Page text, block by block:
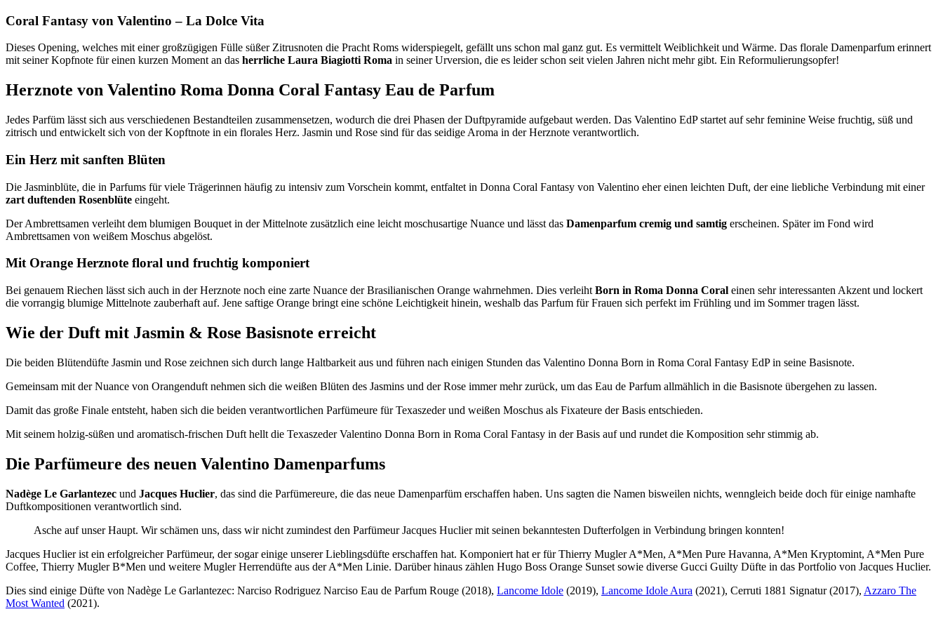
Coral Fantasy von Valentino – La Dolce Vita
Dieses Opening, welches mit einer großzügigen Fülle süßer Zitrusnoten die Pracht Roms widerspiegelt, gefällt uns schon mal ganz gut. Es vermittelt Weiblichkeit und Wärme. Das florale Damenparfum erinnert
mit seiner Kopfnote für einen kurzen Moment an das herrliche Laura Biagiotti Roma in seiner Urversion, die es leider schon seit vielen Jahren nicht mehr gibt. Ein Reformulierungsopfer!
Herznote von Valentino Roma Donna Coral Fantasy Eau de Parfum
Jedes Parfüm lässt sich aus verschiedenen Bestandteilen zusammensetzen, wodurch die drei Phasen der Duftpyramide aufgebaut werden. Das Valentino EdP startet auf sehr feminine Weise fruchtig, süß und
zitrisch und entwickelt sich von der Kopftnote in ein florales Herz. Jasmin und Rose sind für das seidige Aroma in der Herznote verantwortlich.
Ein Herz mit sanften Blüten
Die Jasminblüte, die in Parfums für viele Trägerinnen häufig zu intensiv zum Vorschein kommt, entfaltet in Donna Coral Fantasy von Valentino eher einen leichten Duft, der eine liebliche Verbindung mit einer
zart duftenden Rosenblüte eingeht.
Der Ambrettsamen verleiht dem blumigen Bouquet in der Mittelnote zusätzlich eine leicht moschusartige Nuance und lässt das Damenparfum cremig und samtig erscheinen. Später im Fond wird
Ambrettsamen von weißem Moschus abgelöst.
Mit Orange Herznote floral und fruchtig komponiert
Bei genauem Riechen lässt sich auch in der Herznote noch eine zarte Nuance der Brasilianischen Orange wahrnehmen. Dies verleiht Born in Roma Donna Coral einen sehr interessanten Akzent und lockert
die vorrangig blumige Mittelnote zauberhaft auf. Jene saftige Orange bringt eine schöne Leichtigkeit hinein, weshalb das Parfum für Frauen sich perfekt im Frühling und im Sommer tragen lässt.
Wie der Duft mit Jasmin & Rose Basisnote erreicht
Die beiden Blütendüfte Jasmin und Rose zeichnen sich durch lange Haltbarkeit aus und führen nach einigen Stunden das Valentino Donna Born in Roma Coral Fantasy EdP in seine Basisnote.
Gemeinsam mit der Nuance von Orangenduft nehmen sich die weißen Blüten des Jasmins und der Rose immer mehr zurück, um das Eau de Parfum allmählich in die Basisnote übergehen zu lassen.
Damit das große Finale entsteht, haben sich die beiden verantwortlichen Parfümeure für Texaszeder und weißen Moschus als Fixateure der Basis entschieden.
Mit seinem holzig-süßen und aromatisch-frischen Duft hellt die Texaszeder Valentino Donna Born in Roma Coral Fantasy in der Basis auf und rundet die Komposition sehr stimmig ab.
Die Parfümeure des neuen Valentino Damenparfums
Nadège Le Garlantezec und Jacques Huclier, das sind die Parfümereure, die das neue Damenparfüm erschaffen haben. Uns sagten die Namen bisweilen nichts, wenngleich beide doch für einige namhafte
Duftkompositionen verantwortlich sind.
Asche auf unser Haupt. Wir schämen uns, dass wir nicht zumindest den Parfümeur Jacques Huclier mit seinen bekanntesten Dufterfolgen in Verbindung bringen konnten!
Jacques Huclier ist ein erfolgreicher Parfümeur, der sogar einige unserer Lieblingsdüfte erschaffen hat. Komponiert hat er für Thierry Mugler A*Men, A*Men Pure Havanna, A*Men Kryptomint, A*Men Pure
Coffee, Thierry Mugler B*Men und weitere Mugler Herrendüfte aus der A*Men Linie. Darüber hinaus zählen Hugo Boss Orange Sunset sowie diverse Gucci Guilty Düfte in das Portfolio von Jacques Huclier.
Dies sind einige Düfte von Nadège Le Garlantezec: Narciso Rodriguez Narciso Eau de Parfum Rouge (2018), Lancome Idole (2019), Lancome Idole Aura (2021), Cerruti 1881 Signatur (2017), Azzaro The
Most Wanted (2021).